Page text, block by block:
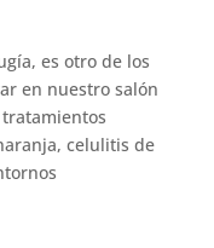
es otro de los
en nuestro salón
celulitis de